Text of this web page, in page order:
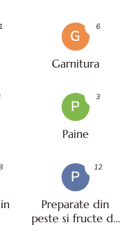
G
Garnitura
6
P
Paine
3
P
Preparate din
peste si fructe de
12